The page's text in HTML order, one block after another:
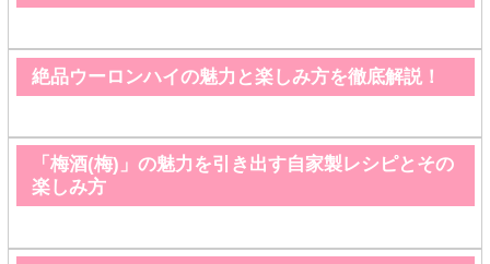
絶品ウーロンハイの魅力と楽しみ方を徹底解説！
「梅酒(梅)」の魅力を引き出す自家製レシピとその
楽しみ方